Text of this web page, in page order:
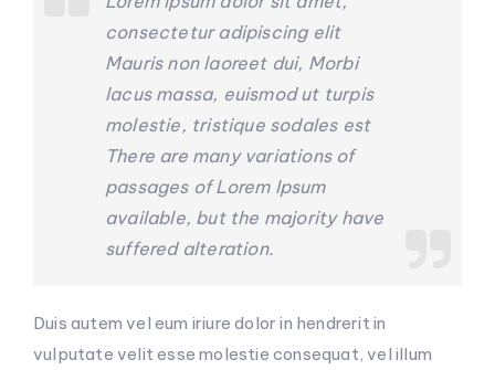
consectetur adipiscing elit
Mauris non laoreet dui, Morbi
lacus massa, euismod ut turpis
molestie, tristique sodales est
There are many variations of
passages of Lorem Ipsum
available, but the majority have
suffered alteration.
Duis autem vel eum iriure dolor in hendrerit in
vulputate velit esse molestie consequat, vel illum